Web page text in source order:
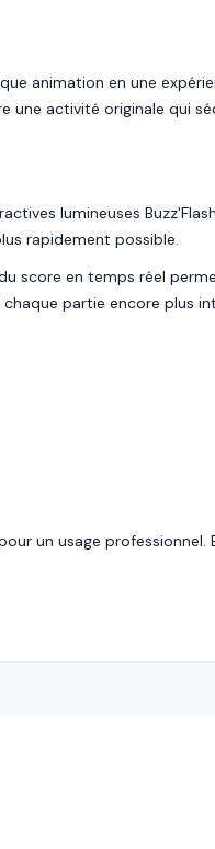
animation en une
activité originale qui
lumineuses
rapidement possible.
score en temps réel
partie encore plus
un usage professionnel.